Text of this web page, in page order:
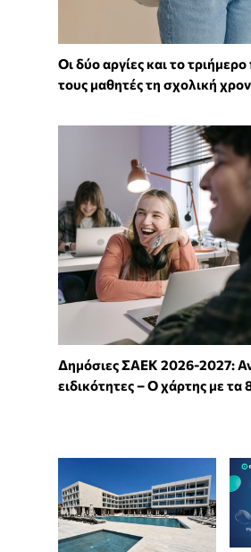
Οι δύο αργίες και το
τους μαθητές τη σχολική
Δημόσιες ΣΑΕΚ 2026-2027:
ειδικότητες – Ο χάρτης με τα